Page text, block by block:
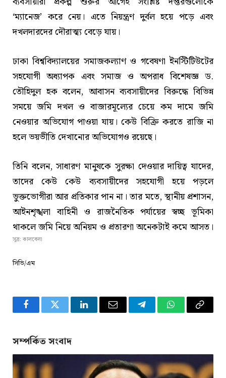
‘ম্যানেজ’ করে নেয়। এতে নিয়ন্ত্রণ দুর্বল হয়ে পড়ে এবং
দখলদারদের দৌরাত্ম্য বেড়ে যায়।
ঢাকা বিশ্ববিদ্যালয়ের সমাজকল্যাণ ও গবেষণা ইনস্টিটিউটের
সহযোগী অধ্যাপক এবং সমাজ ও অপরাধ বিশেষজ্ঞ ড.
তৌহিদুল হক বলেন, আবাসন ব্যবসায়ীদের বিরুদ্ধে বিভিন্ন
সময়ে জমি দখল ও বাজারমূল্যের চেয়ে কম দামে জমি
নেওয়ার অভিযোগ পাওয়া যায়। কেউ বিক্রি করতে রাজি না
হলে ভয়ভীতি দেখানোর অভিযোগও রয়েছে।
তিনি বলেন, সাধারণ মানুষকে সুরক্ষা দেওয়ার দায়িত্ব যাদের,
তাদের কেউ কেউ ব্যবসায়ীদের সহযোগী হয়ে পড়লে
ভুক্তভোগীরা আর প্রতিকার পান না। তার মতে, স্থানীয় প্রশাসন,
আইনশৃঙ্খলা বাহিনী ও রাজনৈতিক পর্যায়ের স্বচ্ছ ভূমিকা
থাকলে জমি নিয়ে অনিয়ম ও প্রতারণা অনেকটাই কমে আসত।
সূত্র: কালবেলা
সিভি/এম
FacebookTwitter LinkedInEmail TelegramWhatsApp
Copy
সম্পর্কিত সংবাদ